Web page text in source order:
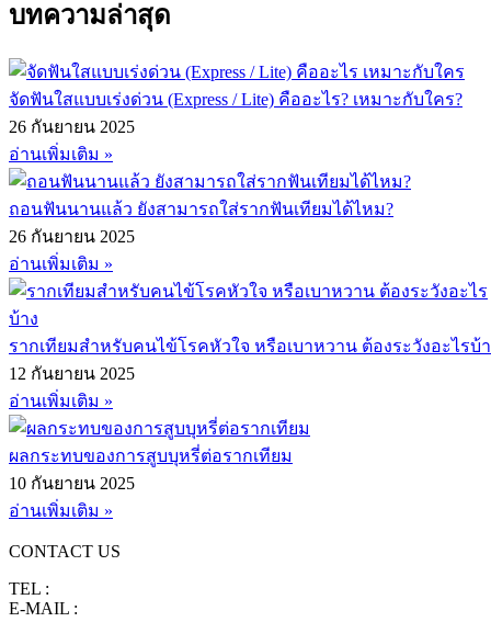
บทความล่าสุด
จัดฟันใสแบบเร่งด่วน (Express / Lite) คืออะไร? เหมาะกับใคร?
26 กันยายน 2025
อ่านเพิ่มเติม »
ถอนฟันนานแล้ว ยังสามารถใส่รากฟันเทียมได้ไหม?
26 กันยายน 2025
อ่านเพิ่มเติม »
รากเทียมสำหรับคนไข้โรคหัวใจ หรือเบาหวาน ต้องระวังอะไรบ้
12 กันยายน 2025
อ่านเพิ่มเติม »
ผลกระทบของการสูบบุหรี่ต่อรากเทียม
10 กันยายน 2025
อ่านเพิ่มเติม »
CONTACT US
TEL :
E-MAIL :